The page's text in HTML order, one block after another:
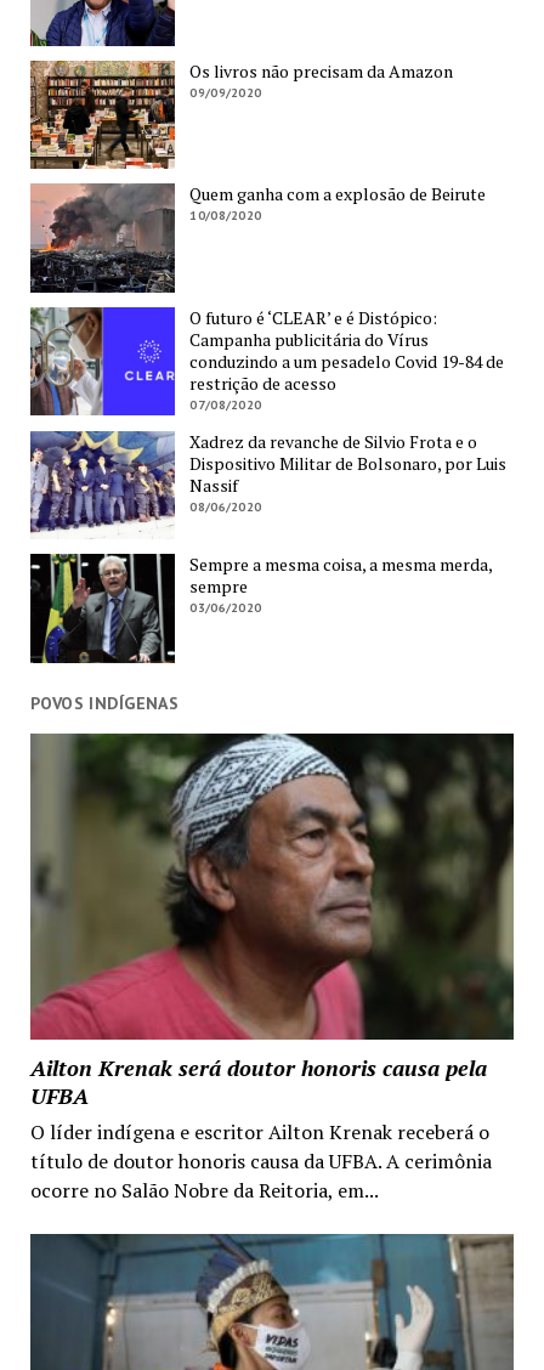
Os livros não precisam da Amazon
09/09/2020
Quem ganha com a explosão de Beirute
10/08/2020
O futuro é ‘CLEAR’ e é Distópico:
Campanha publicitária do Vírus
conduzindo a um pesadelo Covid 19-84 de
restrição de acesso
07/08/2020
Xadrez da revanche de Silvio Frota e o
Dispositivo Militar de Bolsonaro, por Luis
Nassif
08/06/2020
Sempre a mesma coisa, a mesma merda,
sempre
03/06/2020
POVOS INDÍGENAS
Ailton Krenak será doutor honoris causa pela
UFBA
O líder indígena e escritor Ailton Krenak receberá o
título de doutor honoris causa da UFBA. A cerimônia
ocorre no Salão Nobre da Reitoria, em...